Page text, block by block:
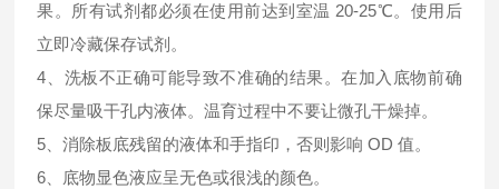
果。所有试剂都必须在使用前达到室温 20-25℃。使用后
立即冷藏保存试剂。
4、洗板不正确可能导致不准确的结果。在加入底物前确
保尽量吸干孔内液体。温育过程中不要让微孔干燥掉。
5、消除板底残留的液体和手指印，否则影响 OD 值。
6、底物显色液应呈无色或很浅的颜色。